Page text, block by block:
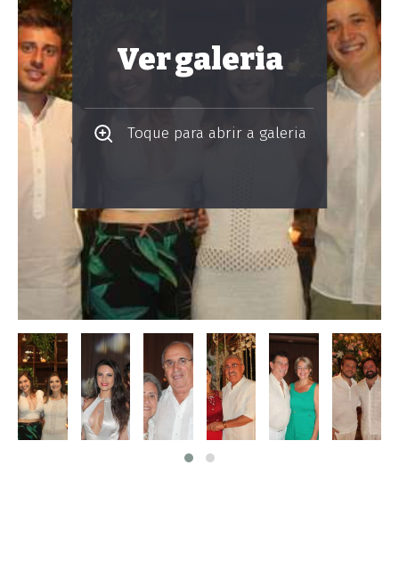
Ver galeria
Toque para abrir a galeria